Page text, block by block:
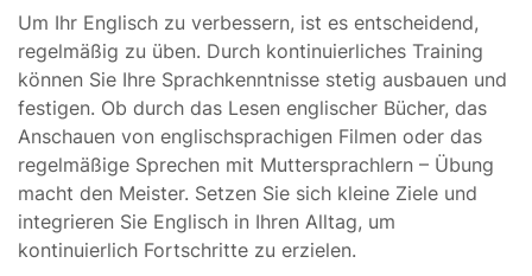
Um Ihr Englisch zu verbessern, ist es entscheidend,
regelmäßig zu üben. Durch kontinuierliches Training
können Sie Ihre Sprachkenntnisse stetig ausbauen und
festigen. Ob durch das Lesen englischer Bücher, das
Anschauen von englischsprachigen Filmen oder das
regelmäßige Sprechen mit Muttersprachlern – Übung
macht den Meister. Setzen Sie sich kleine Ziele und
integrieren Sie Englisch in Ihren Alltag, um
kontinuierlich Fortschritte zu erzielen.